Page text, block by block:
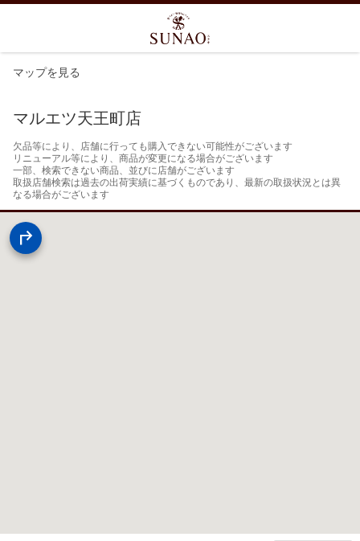
マップを見る
マルエツ天王町店
欠品等により、店舗に行っても購入できない可能性がございます
リニューアル等により、商品が変更になる場合がございます
一部、検索できない商品、並びに店舗がございます
取扱店舗検索は過去の出荷実績に基づくものであり、最新の取扱状況とは異
なる場合がございます